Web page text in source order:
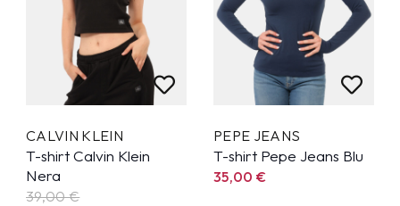
CALVIN KLEIN
T-shirt Calvin Klein
Nera
39,00 €
PEPE JEANS
T-shirt Pepe Jeans Blu
35,00€